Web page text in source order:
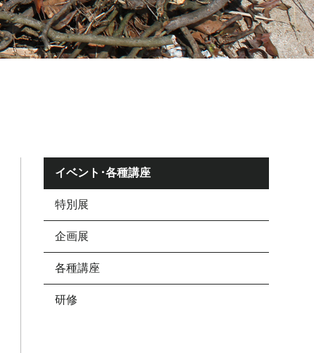
イベント･各種講座
特別展
企画展
各種講座
研修